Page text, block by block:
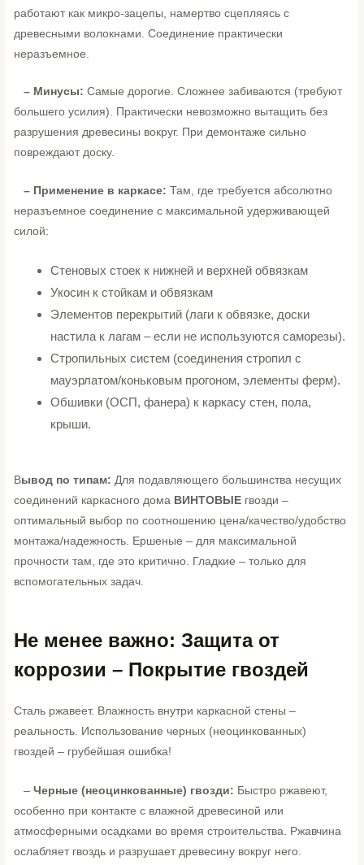
работают как микро-зацепы, намертво сцепляясь с
древесными волокнами. Соединение практически
неразъемное.
– Минусы: Самые дорогие. Сложнее забиваются (требуют
большего усилия). Практически невозможно вытащить без
разрушения древесины вокруг. При демонтаже сильно
повреждают доску.
– Применение в каркасе: Там, где требуется абсолютно
неразъемное соединение с максимальной удерживающей
силой:
Стеновых стоек к нижней и верхней обвязкам
Укосин к стойкам и обвязкам
Элементов перекрытий (лаги к обвязке, доски
настила к лагам – если не используются саморезы).
Стропильных систем (соединения стропил с
мауэрлатом/коньковым прогоном, элементы ферм).
Обшивки (ОСП, фанера) к каркасу стен, пола,
крыши.
Вывод по типам: Для подавляющего большинства несущих
соединений каркасного дома ВИНТОВЫЕ гвозди –
оптимальный выбор по соотношению цена/качество/удобство
монтажа/надежность. Ершеные – для максимальной
прочности там, где это критично. Гладкие – только для
вспомогательных задач.
Не менее важно: Защита от
коррозии – Покрытие гвоздей
Сталь ржавеет. Влажность внутри каркасной стены –
реальность. Использование черных (неоцинкованных)
гвоздей – грубейшая ошибка!
– Черные (неоцинкованные) гвозди: Быстро ржавеют,
особенно при контакте с влажной древесиной или
атмосферными осадками во время строительства. Ржавчина
ослабляет гвоздь и разрушает древесину вокруг него.